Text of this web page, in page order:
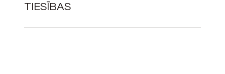
TIESĪBAS